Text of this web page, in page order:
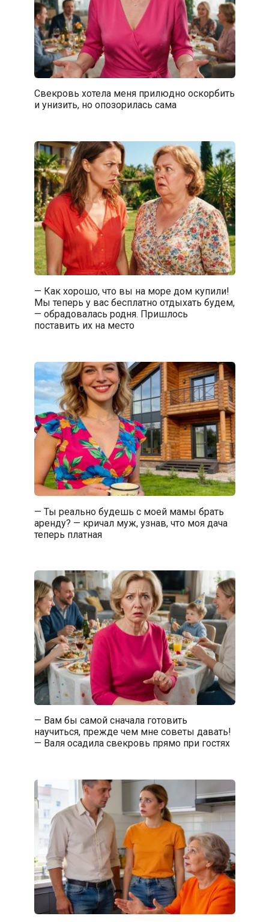
Свекровь хотела меня прилюдно оскорбить
и унизить, но опозорилась сама
— Как хорошо, что вы на море дом купили!
Мы теперь у вас бесплатно отдыхать будем,
— обрадовалась родня. Пришлось
поставить их на место
— Ты реально будешь с моей мамы брать
аренду? — кричал муж, узнав, что моя дача
теперь платная
— Вам бы самой сначала готовить
научиться, прежде чем мне советы давать!
— Валя осадила свекровь прямо при гостях